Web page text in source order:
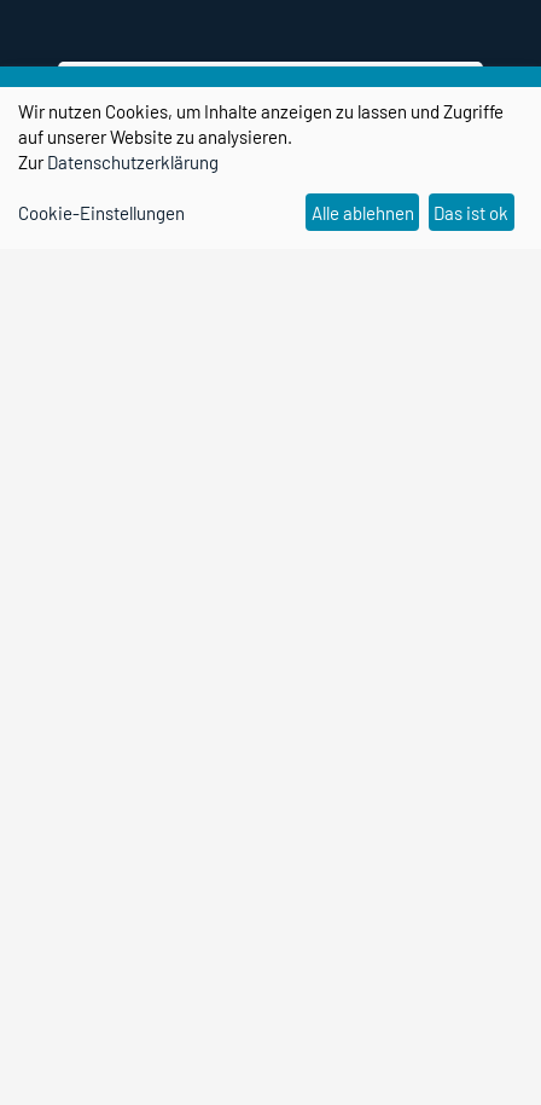
Wir nutzen Cookies, um Inhalte anzeigen zu lassen und Zugriffe
auf unserer Website zu analysieren.
ZurDatenschutzerklärung
Cookie-Einstellungen Alle ablehnen Das ist ok